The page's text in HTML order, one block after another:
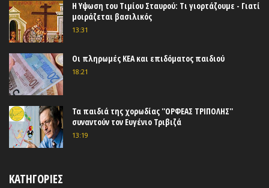
Η Υψωση του Τιμίου Σταυρού: Τι γιορτάζουμε - Γιατί
μοιράζεται βασιλικός
13:31
Οι πληρωμές ΚΕΑ και επιδόματος παιδιού
18:21
Τα παιδιά της χορωδίας ''ΟΡΦΕΑΣ ΤΡΙΠΟΛΗΣ''
συναντούν τον Ευγένιο Τριβιζά
13:19
ΚΑΤΗΓΟΡΙΕΣ